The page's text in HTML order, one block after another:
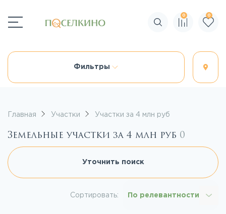
Поиск по сайту
0 0
Фильтры
Главная Участки Участки за 4 млн руб
Земельные участки за 4 млн руб 0
Уточнить поиск
Сортировать: По релевантности